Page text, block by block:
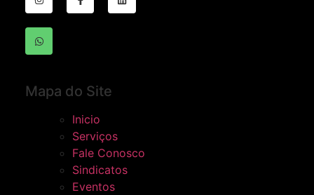
Mapa do Site
Inicio
Serviços
Fale Conosco
Sindicatos
Eventos